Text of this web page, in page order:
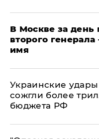
В Москве за день
второго генерала
имя
Украинские
сожгли более
бюджета РФ